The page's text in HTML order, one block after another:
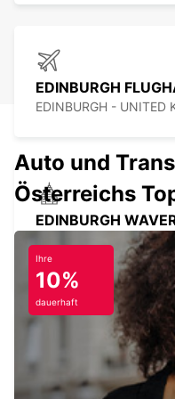
EDINBURGH
EDINBURGH - UNITED
EDINBURGH
HAUPTBAHNHOF
EDINBURGH - UNITED
EDINBURGH LEITH
EDINBURGH - UNITED
Auto und
Österreichs
Ihre
10%
dauerhaft